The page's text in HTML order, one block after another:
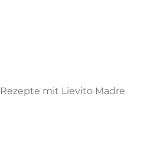
Rezepte mit Lievito Madre